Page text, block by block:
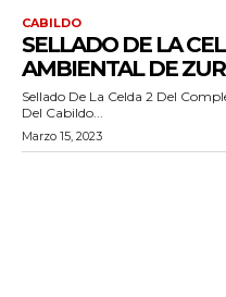
CABILDO
SELLADO DE LA
AMBIENTAL DE
Sellado De La Celda 2 Del
Del Cabildo...
Marzo 15, 2023